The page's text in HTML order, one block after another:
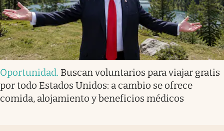
Oportunidad. Buscan voluntarios para viajar gratis
por todo Estados Unidos: a cambio se ofrece
comida, alojamiento y beneficios médicos